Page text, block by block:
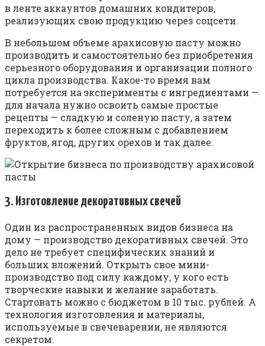
в ленте аккаунтов домашних кондитеров,
реализующих свою продукцию через соцсети.
В небольшом объеме арахисовую пасту можно
производить и самостоятельно без приобретения
серьезного оборудования и организации полного
цикла производства. Какое-то время вам
потребуется на эксперименты с ингредиентами —
для начала нужно освоить самые простые
рецепты — сладкую и соленую пасту, а затем
переходить к более сложным с добавлением
фруктов, ягод, других орехов и так далее.
3. Изготовление декоративных свечей
Один из распространенных видов бизнеса на
дому — производство декоративных свечей. Это
дело не требует специфических знаний и
больших вложений. Открыть свое мини-
производство под силу каждому, у кого есть
творческие навыки и желание заработать.
Стартовать можно с бюджетом в 10 тыс. рублей. А
технология изготовления и материалы,
используемые в свечеварении, не являются
секретом.